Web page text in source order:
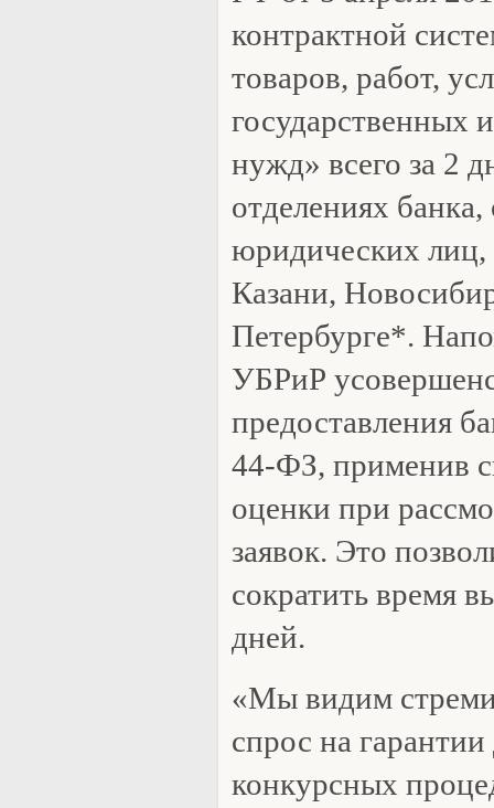
контрактной
товаров, работ,
государственных
нужд» всего за 2
отделениях
юридических
Казани,
Петербурге*.
УБРиР
предоставления
44-ФЗ, применив
оценки при
заявок. Это
сократить время
дней.
«Мы видим
спрос на гарантии
конкурсных